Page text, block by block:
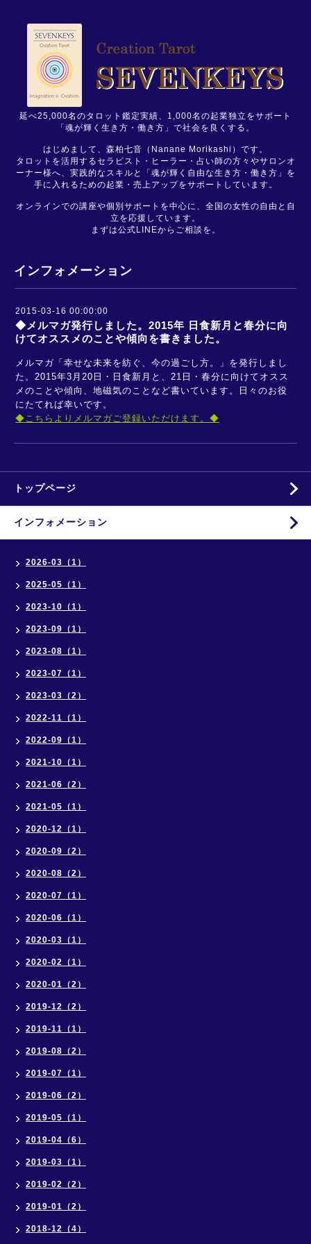
延べ25,000名のタロット鑑定実績、1,000名の起業独立をサポート
「魂が輝く生き方・働き方」で社会を良くする。
はじめまして、森柏七音（Nanane Morikashi）です。
タロットを活用するセラピスト・ヒーラー・占い師の方々やサロンオ
ーナー様へ、実践的なスキルと「魂が輝く自由な生き方・働き方」を
手に入れるための起業・売上アップをサポートしています。
オンラインでの講座や個別サポートを中心に、全国の女性の自由と自
立を応援しています。
まずは公式LINEからご相談を。
インフォメーション
2015-03-16 00:00:00
◆メルマガ発行しました。2015年 日食新月と春分に向
けてオススメのことや傾向を書きました。
メルマガ「幸せな未来を紡ぐ、今の過ごし方。」を発行しまし
た。2015年3月20日・日食新月と、21日・ 春分に向けてオスス
メのことや傾向、地磁気のことなど書いています。日々のお役
にたてれば幸いです。
◆こちらよりメルマガご登録いただけます 。◆
トップページ
インフォメーション
2026-03（1）
2025-05（1）
2023-10（1）
2023-09（1）
2023-08（1）
2023-07（1）
2023-03（2）
2022-11（1）
2022-09（1）
2021-10（1）
2021-06（2）
2021-05（1）
2020-12（1）
2020-09（2）
2020-08（2）
2020-07（1）
2020-06（1）
2020-03（1）
2020-02（1）
2020-01（2）
2019-12（2）
2019-11（1）
2019-08（2）
2019-07（1）
2019-06（2）
2019-05（1）
2019-04（6）
2019-03（1）
2019-02（2）
2019-01（2）
2018-12（4）